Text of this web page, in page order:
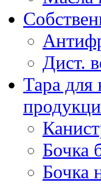
Дист.
Тара для
Бочка
Бочка